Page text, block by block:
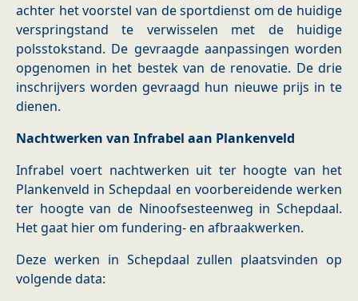
achter het voorstel van de sportdienst om de huidige
verspringstand te verwisselen met de huidige
polsstokstand. De gevraagde aanpassingen worden
opgenomen in het bestek van de renovatie. De drie
inschrijvers worden gevraagd hun nieuwe prijs in te
dienen.
Nachtwerken van Infrabel aan Plankenveld
Infrabel voert nachtwerken uit ter hoogte van het
Plankenveld in Schepdaal en voorbereidende werken
ter hoogte van de Ninoofsesteenweg in Schepdaal.
Het gaat hier om fundering- en afbraakwerken.
Deze werken in Schepdaal zullen plaatsvinden op
volgende data: